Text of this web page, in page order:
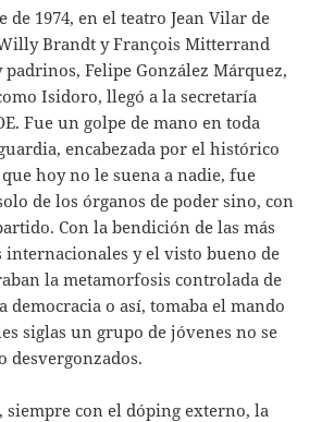
de 1974, en el teatro Jean Vilar de
Brandt y François Mitterrand
padrinos, Felipe González Márquez,
Isidoro, llegó a la secretaría
Fue un golpe de mano en toda
encabezada por el histórico
hoy no le suena a nadie, fue
de los órganos de poder sino, con
Con la bendición de las más
internacionales y el visto bueno de
la metamorfosis controlada de
democracia o así, tomaba el mando
siglas un grupo de jóvenes no se
desvergonzados.
con el dóping externo, la